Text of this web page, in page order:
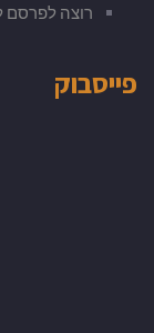
רוצה לפרסם
פייסבוק